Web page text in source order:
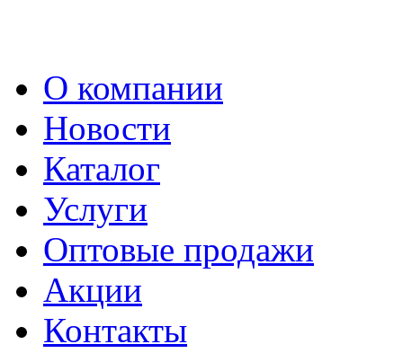
О компании
Новости
Каталог
Услуги
Оптовые продажи
Акции
Контакты